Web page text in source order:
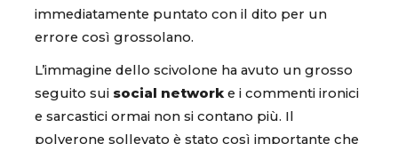
immediatamente puntato con il dito per un
errore così grossolano.
L’immagine dello scivolone ha avuto un grosso
seguito sui social network e i commenti ironici
e sarcastici ormai non si contano più. Il
polverone sollevato è stato così importante che